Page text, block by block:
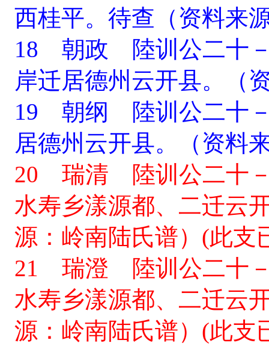
西桂平。待查（资料来
18 朝政 陸训公二十－
岸迁居德州云开县。（
19 朝纲 陸训公二十－
居德州云开县。（资料
20 瑞清 陸训公二十－
水寿乡漾源都、二迁云
源：岭南陆氏谱）(此支
21 瑞澄 陸训公二十－
水寿乡漾源都、二迁云
源：岭南陆氏谱）(此支